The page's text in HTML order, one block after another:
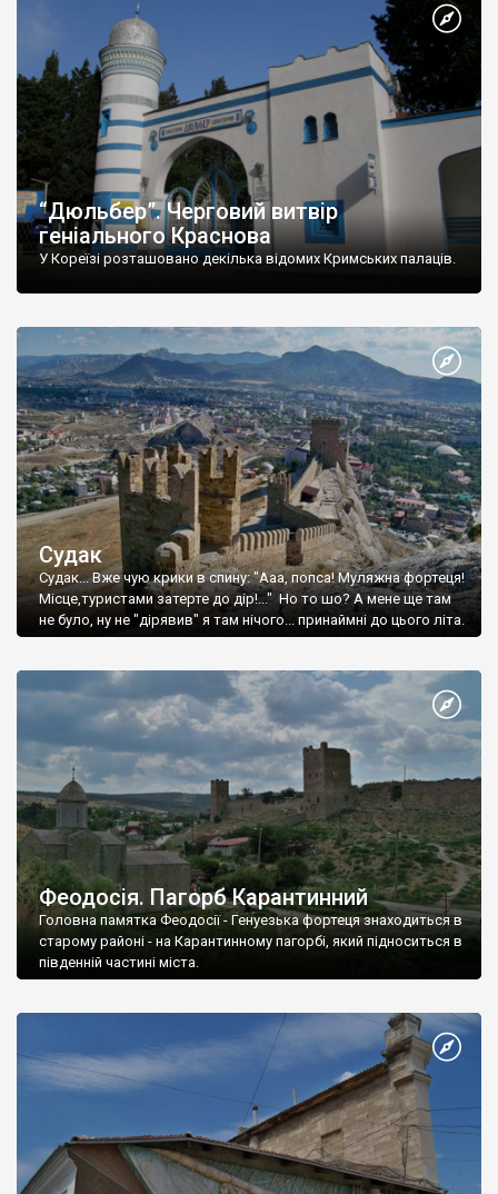
“Дюльбер”. Черговий витвір
геніального Краснова
У Кореїзі розташовано декілька відомих Кримських палаців.
Судак
Судак... Вже чую крики в спину: "Ааа, попса! Муляжна фортеця!
Місце,туристами затерте до дір!..." Но то шо? А мене ще там
не було, ну не "дірявив" я там нічого... принаймні до цього літа.
Феодосія. Пагорб Карантинний
Головна памятка Феодосії - Генуезька фортеця знаходиться в
старому районі - на Карантинному пагорбі, який підноситься в
південній частині міста.